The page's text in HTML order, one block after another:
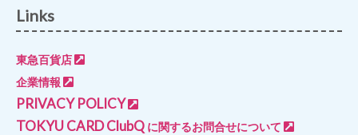
Links
東急百貨店
企業情報
PRIVACY POLICY
TOKYU CARD ClubQ に関するお問合せについて